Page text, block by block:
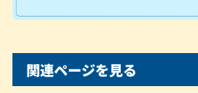
関連ページを見る